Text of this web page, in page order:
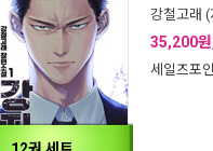
강철고래 (
35,200원
세일즈포